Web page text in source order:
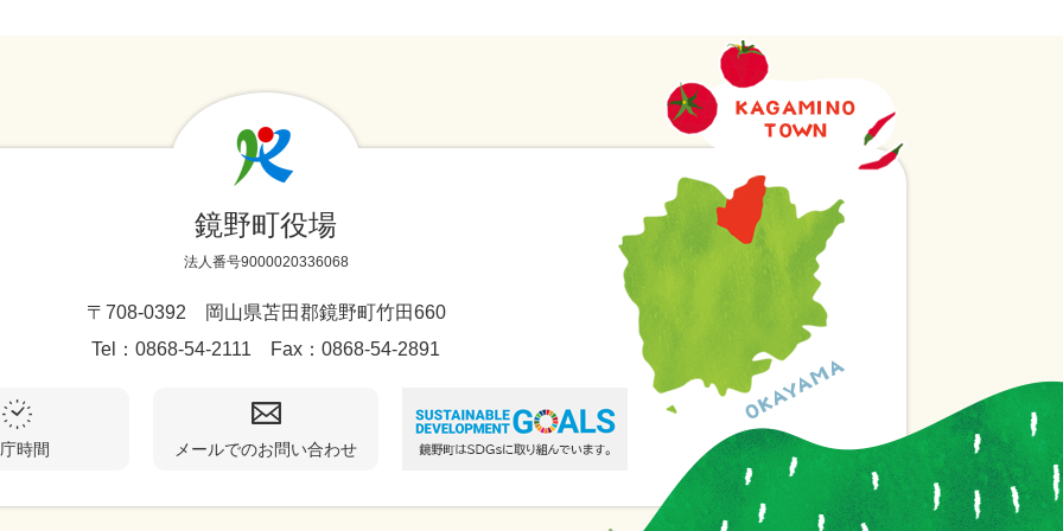
鏡野町役場
法人番号9000020336068
〒708-0392 岡山県苫田郡鏡野町竹田660
Tel：0868-54-2111 Fax：0868-54-2891
時間 メールでのお問い合わせ